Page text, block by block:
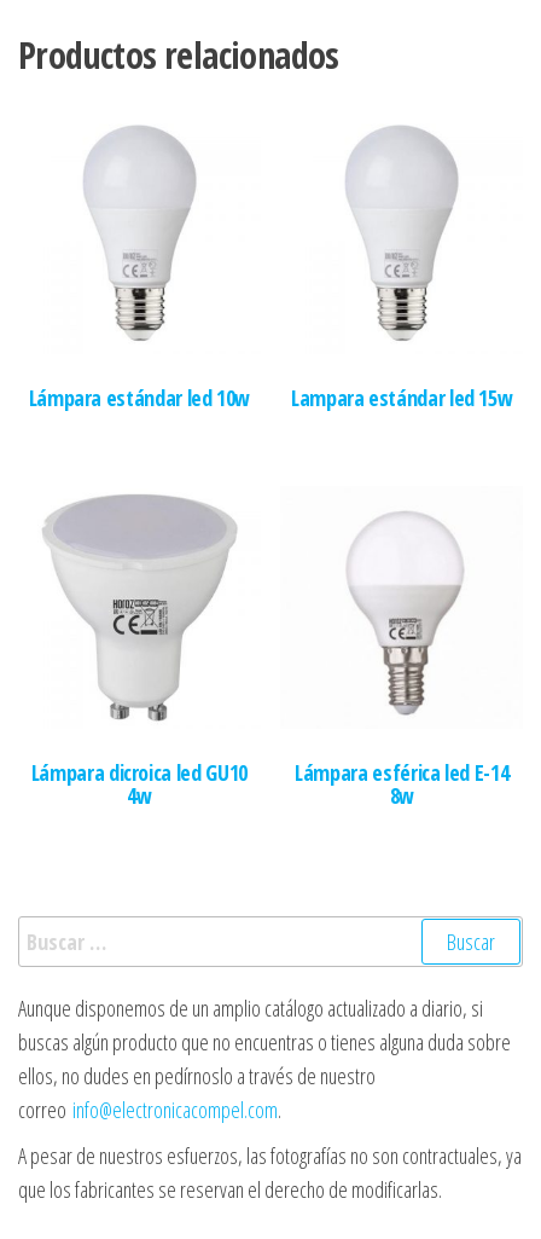
Productos relacionados
Lámpara estándar led 10w Lampara estándar led 15w
Lámpara dicroica led GU10
4w
Lámpara esférica led E-14
8w
Buscar:
Aunque disponemos de un amplio catálogo actualizado a diario, si
buscas algún producto que no encuentras o tienes alguna duda sobre
ellos, no dudes en pedírnoslo a través de nuestro
correo info@electronicacompel.com.
A pesar de nuestros esfuerzos, las fotografías no son contractuales, ya
que los fabricantes se reservan el derecho de modificarlas.